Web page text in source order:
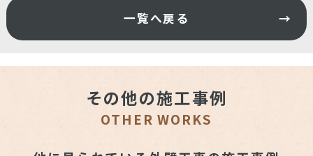
一覧へ戻る
その他の施工事例
OTHER WORKS